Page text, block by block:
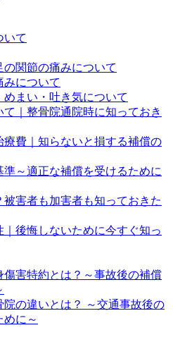
いて
関節の痛みについて
みについて
まい・吐き気について
｜整骨院通院時に知っておき
費｜知らないと損する補償の
～適正な補償を受けるために
害者も加害者も知っておきた
後悔しないために今すぐ知っ
害特約とは？～事故後の補償
の違いとは？ ～交通事故後の
めに～